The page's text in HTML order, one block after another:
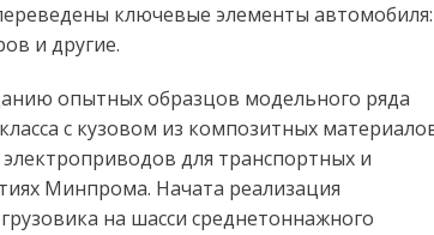
ключевые элементы автомобиля:
и другие.
опытных образцов модельного ряда
с кузовом из композитных
для транспортных и
Минпрома. Начата реализация
на шасси среднетоннажного